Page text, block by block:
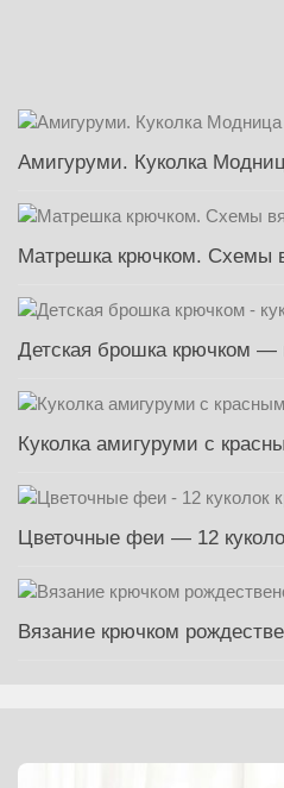
Амигуруми. Куколка
Матрешка крючком. Схемы
Детская брошка крючком —
Куколка амигуруми с
Цветочные феи — 12
Вязание крючком